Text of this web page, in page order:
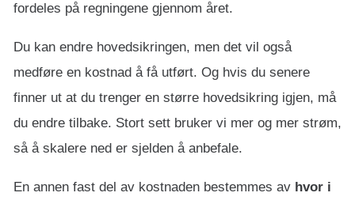
fordeles på regningene gjennom året.
Du kan endre hovedsikringen, men det vil også
medføre en kostnad å få utført. Og hvis du senere
finner ut at du trenger en større hovedsikring igjen, må
du endre tilbake. Stort sett bruker vi mer og mer strøm,
så å skalere ned er sjelden å anbefale.
En annen fast del av kostnaden bestemmes av hvor i